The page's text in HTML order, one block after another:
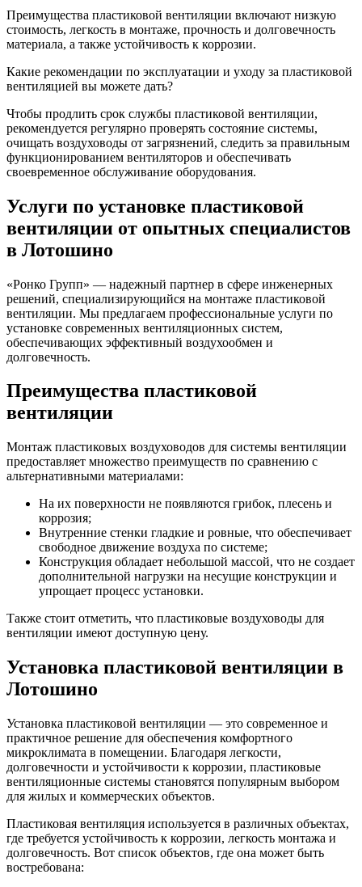
Преимущества пластиковой вентиляции включают низкую
стоимость, легкость в монтаже, прочность и долговечность
материала, а также устойчивость к коррозии.
Какие рекомендации по эксплуатации и уходу за пластиковой
вентиляцией вы можете дать?
Чтобы продлить срок службы пластиковой вентиляции,
рекомендуется регулярно проверять состояние системы,
очищать воздуховоды от загрязнений, следить за правильным
функционированием вентиляторов и обеспечивать
своевременное обслуживание оборудования.
Услуги по установке пластиковой
вентиляции от опытных специалистов
в Лотошино
«Ронко Групп» — надежный партнер в сфере инженерных
решений, специализирующийся на монтаже пластиковой
вентиляции. Мы предлагаем профессиональные услуги по
установке современных вентиляционных систем,
обеспечивающих эффективный воздухообмен и
долговечность.
Преимущества пластиковой
вентиляции
Монтаж пластиковых воздуховодов для системы вентиляции
предоставляет множество преимуществ по сравнению с
альтернативными материалами:
На их поверхности не появляются грибок, плесень и
коррозия;
Внутренние стенки гладкие и ровные, что обеспечивает
свободное движение воздуха по системе;
Конструкция обладает небольшой массой, что не создает
дополнительной нагрузки на несущие конструкции и
упрощает процесс установки.
Также стоит отметить, что пластиковые воздуховоды для
вентиляции имеют доступную цену.
Установка пластиковой вентиляции в
Лотошино
Установка пластиковой вентиляции — это современное и
практичное решение для обеспечения комфортного
микроклимата в помещении. Благодаря легкости,
долговечности и устойчивости к коррозии, пластиковые
вентиляционные системы становятся популярным выбором
для жилых и коммерческих объектов.
Пластиковая вентиляция используется в различных объектах,
где требуется устойчивость к коррозии, легкость монтажа и
долговечность. Вот список объектов, где она может быть
востребована: